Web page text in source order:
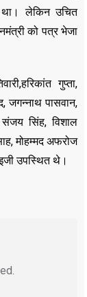
था। लेकिन उचित
को पत्र भेजा
गुप्ता,
जगन्नाथ पासवान,
सिंह, विशाल
मोहम्मद अफरोज
उपस्थित थे।